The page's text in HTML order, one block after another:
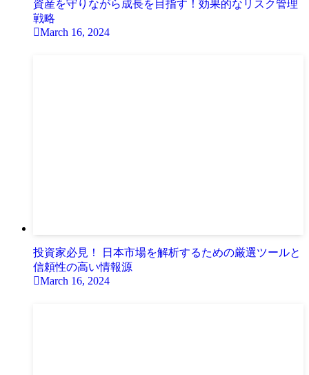
資産を守りながら成長を目指す！効果的なリスク管理
戦略
March 16, 2024
投資家必見！ 日本市場を解析するための厳選ツールと
信頼性の高い情報源
March 16, 2024